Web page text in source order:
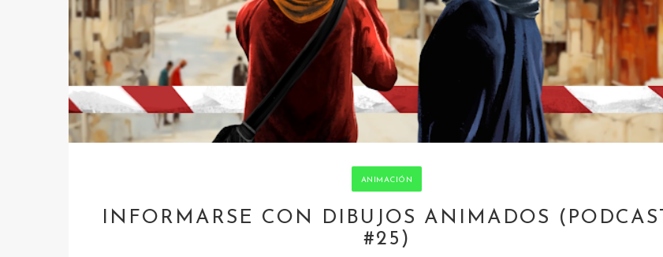
ANIMACIÓN
INFORMARSE CON DIBUJOS ANIMADOS (PODCAST
#25)